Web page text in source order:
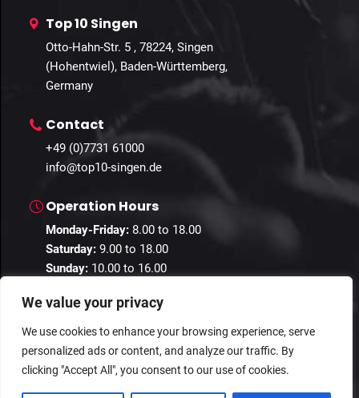
We value your privacy
We use cookies to enhance your browsing experience, serve
personalized ads or content, and analyze our traffic. By
clicking "Accept All", you consent to our use of cookies.
Top 10 Singen
Otto-Hahn-Str. 5 , 78224, Singen
(Hohentwiel), Baden-Württemberg,
Germany
Contact
+49 (0)7731 61000
info@top10-singen.de
Operation Hours
Monday-Friday: 8.00 to 18.00
Saturday: 9.00 to 18.00
Sunday: 10.00 to 16.00
© 2024 Guestastic. All Rights Reserved.